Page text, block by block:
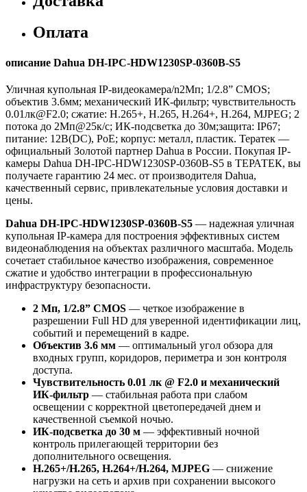
Оплата
описание Dahua DH-IPC-HDW1230SP-0360B-S5
Уличная купольная IP-видеокамера/n2Мп; 1/2.8” CMOS;
объектив 3.6мм; механический ИК-фильтр; чувствительность
0.01лк@F2.0; сжатие: H.265+, H.265, H.264+, H.264, MJPEG; 2
потока до 2Мп@25к/с; ИК-подсветка до 30м;защита: IP67;
питание: 12В(DC), PoE; корпус: металл, пластик. Тератек —
официальный Золотой партнер Dahua в России. Покупая IP-
камеры Dahua DH-IPC-HDW1230SP-0360B-S5 в ТЕРАТЕК, вы
получаете гарантию 24 мес. от производителя Dahua,
качественный сервис, привлекательные условия доставки и
цены.
Dahua DH-IPC-HDW1230SP-0360B-S5 — надежная уличная
купольная IP-камера для построения эффективных систем
видеонаблюдения на объектах различного масштаба. Модель
сочетает стабильное качество изображения, современное
сжатие и удобство интеграции в профессиональную
инфраструктуру безопасности.
2 Мп, 1/2.8” CMOS — четкое изображение в
разрешении Full HD для уверенной идентификации лиц,
событий и перемещений в кадре.
Объектив 3.6 мм — оптимальный угол обзора для
входных групп, коридоров, периметра и зон контроля
доступа.
Чувствительность 0.01 лк @ F2.0 и механический
ИК-фильтр — стабильная работа при слабом
освещении с корректной цветопередачей днем и
качественной съемкой ночью.
ИК-подсветка до 30 м — эффективный ночной
контроль прилегающей территории без
дополнительного освещения.
H.265+/H.265, H.264+/H.264, MJPEG — снижение
нагрузки на сеть и архив при сохранении высокого